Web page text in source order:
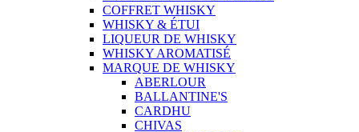
COFFRET WHISKY
WHISKY & ÉTUI
LIQUEUR DE WHISKY
WHISKY AROMATISÉ
MARQUE DE WHISKY
ABERLOUR
BALLANTINE'S
CARDHU
CHIVAS